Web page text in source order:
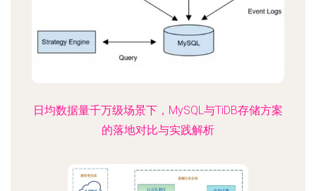
日均数据量千万级场景下，MySQL与TiDB存储方案
的落地对比与实践解析